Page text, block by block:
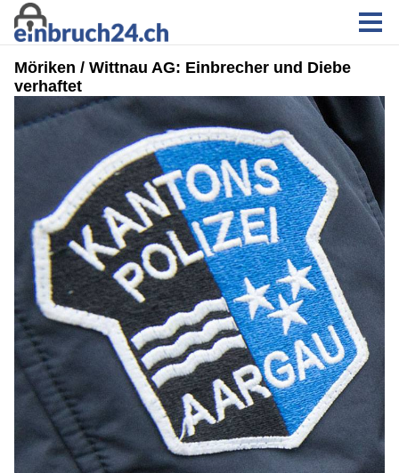
Möriken / Wittnau AG: Einbrecher und Diebe
verhaftet